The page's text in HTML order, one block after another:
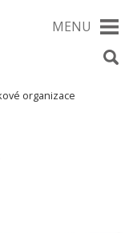
MENU
organizace